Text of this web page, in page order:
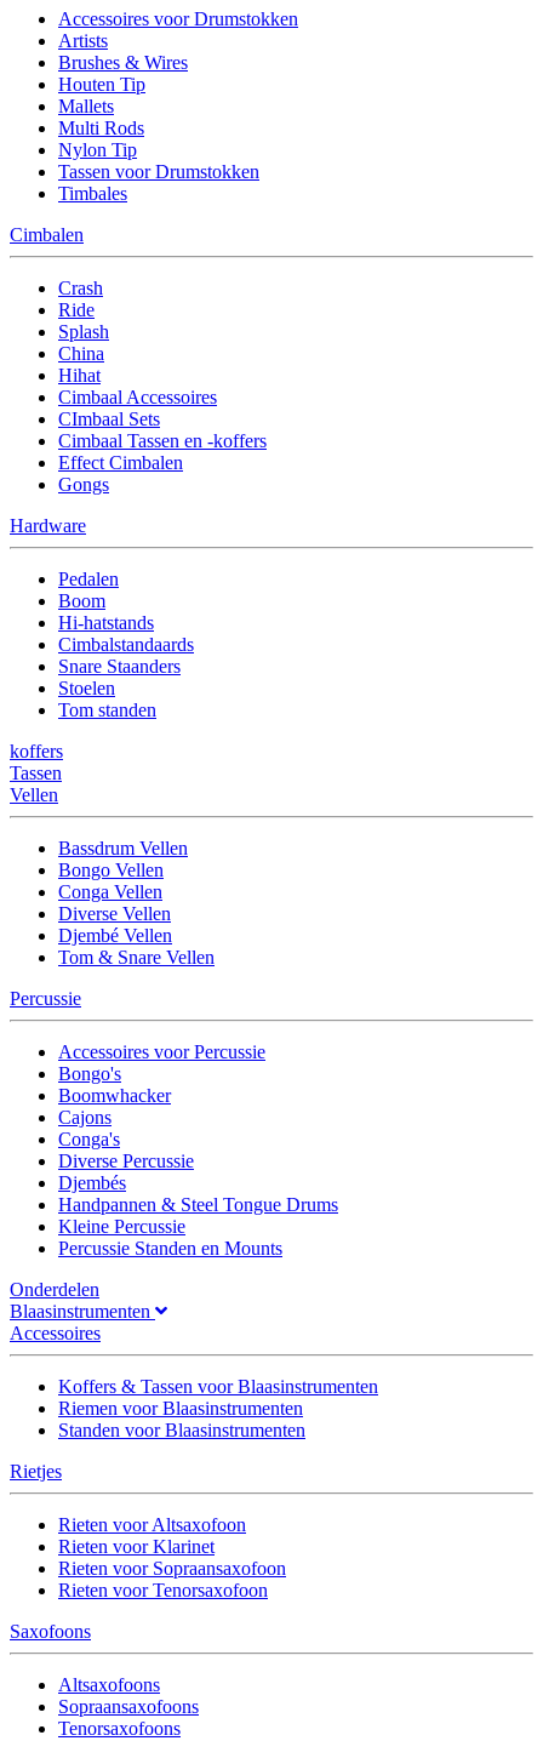
Accessoires voor Drumstokken
Artists
Brushes & Wires
Houten Tip
Mallets
Multi Rods
Nylon Tip
Tassen voor Drumstokken
Timbales
Cimbalen
Crash
Ride
Splash
China
Hihat
Cimbaal Accessoires
CImbaal Sets
Cimbaal Tassen en -koffers
Effect Cimbalen
Gongs
Hardware
Pedalen
Boom
Hi-hatstands
Cimbalstandaards
Snare Staanders
Stoelen
Tom standen
koffers
Tassen
Vellen
Bassdrum Vellen
Bongo Vellen
Conga Vellen
Diverse Vellen
Djembé Vellen
Tom & Snare Vellen
Percussie
Accessoires voor Percussie
Bongo's
Boomwhacker
Cajons
Conga's
Diverse Percussie
Djembés
Handpannen & Steel Tongue Drums
Kleine Percussie
Percussie Standen en Mounts
Onderdelen
Blaasinstrumenten
Accessoires
Koffers & Tassen voor Blaasinstrumenten
Riemen voor Blaasinstrumenten
Standen voor Blaasinstrumenten
Rietjes
Rieten voor Altsaxofoon
Rieten voor Klarinet
Rieten voor Sopraansaxofoon
Rieten voor Tenorsaxofoon
Saxofoons
Altsaxofoons
Sopraansaxofoons
Tenorsaxofoons